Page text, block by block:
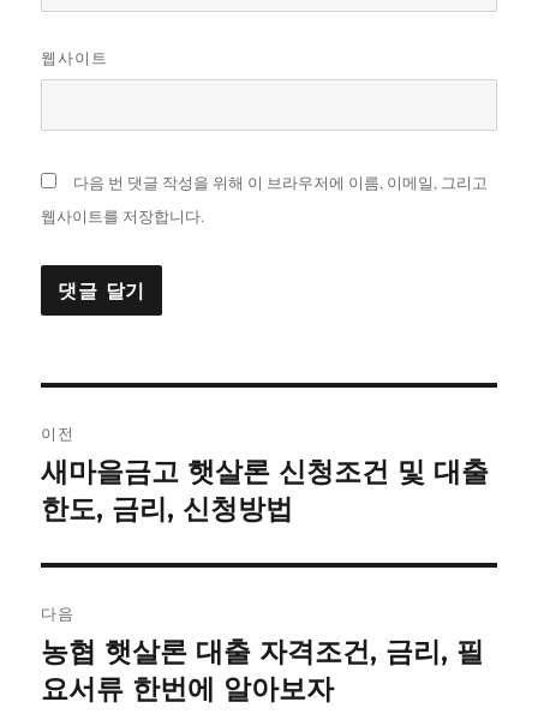
웹사이트
다음 번 댓글 작성을 위해 이 브라우저에 이름, 이메일, 그리고
웹사이트를 저장합니다.
내
비
게
이
션
이전
이
전
새마을금고 햇살론 신청조건 및 대출
한도, 금리, 신청방법
다음
다
음
농협 햇살론 대출 자격조건, 금리, 필
요서류 한번에 알아보자